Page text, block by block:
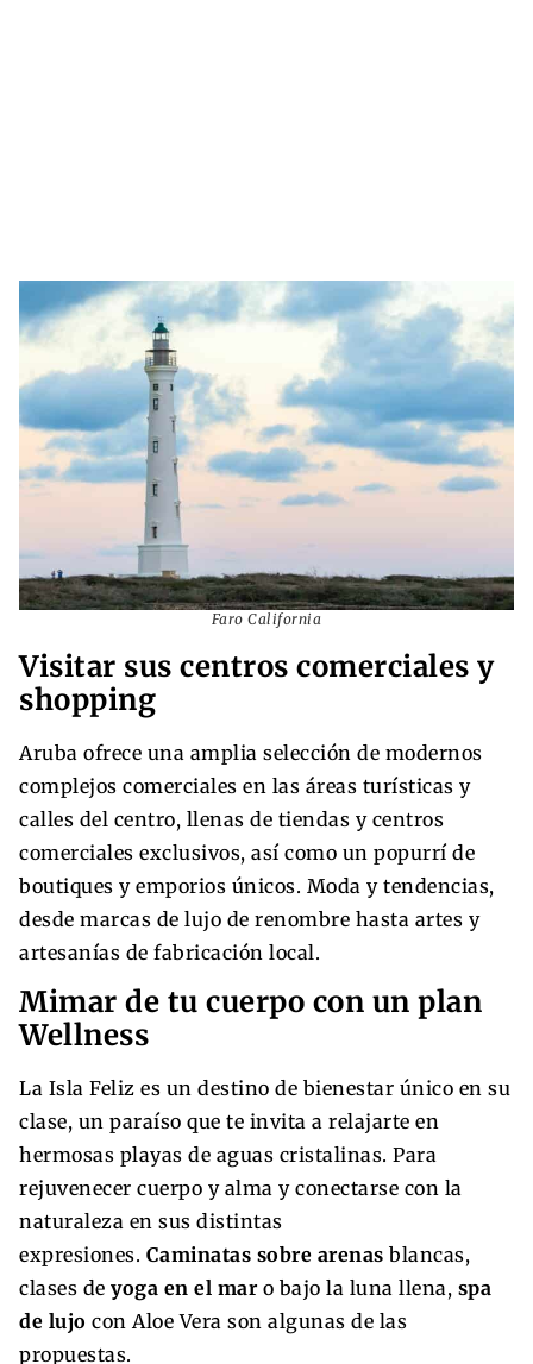
Faro California
Visitar sus centros comerciales y
shopping
Aruba ofrece una amplia selección de modernos
complejos comerciales en las áreas turísticas y
calles del centro, llenas de tiendas y centros
comerciales exclusivos, así como un popurrí de
boutiques y emporios únicos. Moda y tendencias,
desde marcas de lujo de renombre hasta artes y
artesanías de fabricación local.
Mimar de tu cuerpo con un plan
Wellness
La Isla Feliz es un destino de bienestar único en su
clase, un paraíso que te invita a relajarte en
hermosas playas de aguas cristalinas. Para
rejuvenecer cuerpo y alma y conectarse con la
naturaleza en sus distintas
expresiones. Caminatas sobre arenas blancas,
clases de yoga en el maro bajo la luna llena, spa
de lujo con Aloe Vera son algunas de las
propuestas.